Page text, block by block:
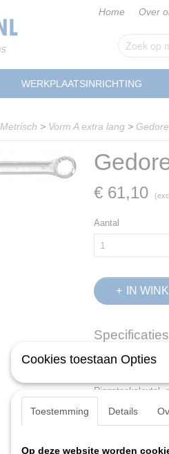
Home Over
WERKPLAATSINRICHTING
Metrisch > Vorm A extra lang >
€ 61,10
Aantal
IN
Specificaties
Productcode
Productcode
Afmetingen (l,b,h)
Omschrijving
Ringsteeksleutel,
Omschrijving
Cookies toestaan Opties
Toestemming Details
Op deze website worden